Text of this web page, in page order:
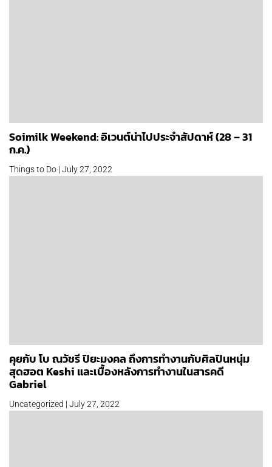
Soimilk Weekend: อิเวนต์น่าไปประจำสัปดาห์ (28 – 31
ก.ค.)
Things to Do | July 27, 2022
คุยกับ โบ ณวัชรี ปิยะมงคล ถึงการทำงานกับศิลปินหนุ่ม
สุดฮอต Keshi และเบื้องหลังการทำงานในสารคดี
Gabriel
Uncategorized | July 27, 2022